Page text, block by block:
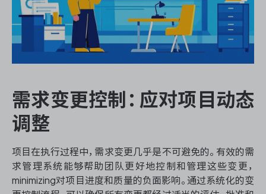
需求变更控制：应对项目动态
调整
项目在执行过程中，需求变更几乎是不可避免的。有效的需
求管理系统能够帮助团队更好地控制和管理这些变更，
minimizing对项目进度和质量的负面影响。通过系统化的变